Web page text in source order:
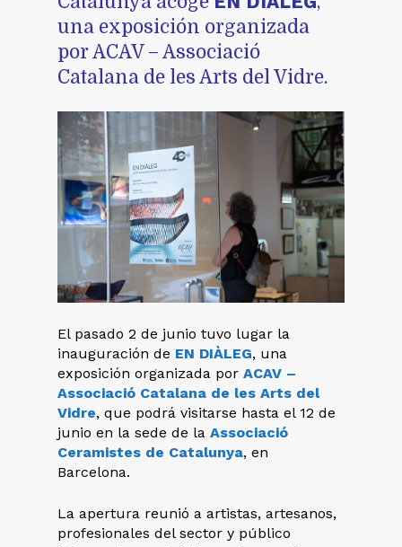
una exposición organizada
por ACAV – Associació
Catalana de les Arts del Vidre.
El pasado 2 de junio tuvo lugar la
inauguración de EN DIÀLEG, una
exposición organizada porACAV –
Associació Catalana de les Arts del
Vidre, que podrá visitarse hasta el 12 de
junio en la sede de la Associació
Ceramistes de Catalunya, en
Barcelona.
La apertura reunió a artistas, artesanos,
profesionales del sector y público